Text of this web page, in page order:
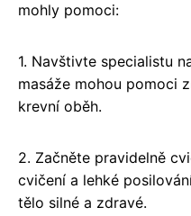
mohly pomoci:
1. Navštivte specialistu
masáže mohou pomoci
krevní oběh.
2. Začněte pravidelně
cvičení a lehké
tělo silné a zdravé.